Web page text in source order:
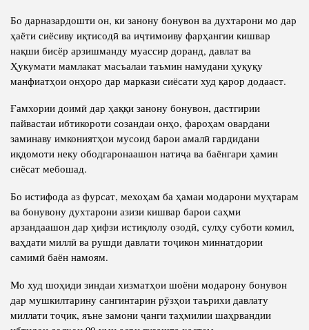
Бо дарназардошти он, ки занону бонувон ва духтарони мо дар
ҳаёти сиёсиву иқтисодӣ ва иҷтимоиву фарҳангии кишвар
нақши бисёр арзишманду муассир доранд, давлат ва
Ҳукумати мамлакат масъалаи таъмин намудани ҳуқуқу
манфиатҳои онҳоро дар маркази сиёсати худ қарор додааст.
Ғамхории доимӣ дар ҳаққи занону бонувон, дастгирии
пайвастаи ибтикороти созандаи онҳо, фароҳам овардани
заминаву имкониятҳои мусоид барои амалӣ гардидани
иқдомоти неку ободгаронаашон натиҷа ва баёнгари ҳамин
сиёсат мебошад.
Бо истифода аз фурсат, мехоҳам ба ҳамаи модарони муҳтарам
ва бонувону духтарони азизи кишвар барои саҳми
арзандаашон дар ҳифзи истиқлолу озодӣ, сулҳу суботи комил,
ваҳдати миллӣ ва рушди давлати тоҷикон миннатдории
самимӣ баён намоям.
Мо худ шоҳиди зиндаи хизматҳои шоёни модарону бонувон
дар мушкилтарину сангинтарин рӯзҳои таърихи давлату
миллати тоҷик, яъне замони ҷанги таҳмилии шаҳрвандии